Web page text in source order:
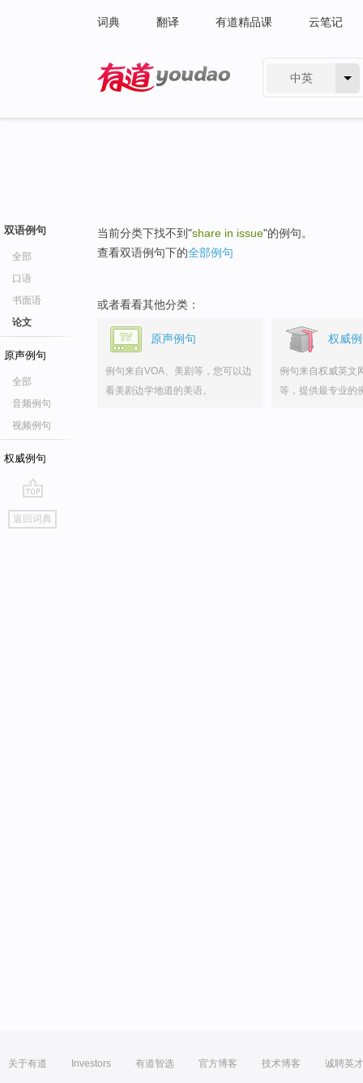
词典 翻译 有道精品课 云笔记
中英
双语例句
全部
口语
书面语
论文
原声例句
全部
音频例句
视频例句
权威例句
go
top
返回词典
当前分类下找不到"share in issue"的例句。
查看双语例句下的全部例句
或者看看其他分类：
原声例句
例句来自VOA、美剧等，您可以边
看美剧边学地道的美语。
权威
例句来自权威英文
等，提供最专业的
关于有道 Investors 有道智选 官方博客 技术博客 诚聘英才